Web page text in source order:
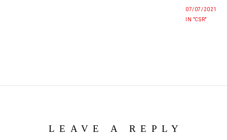
07/07/2021
IN "CSR"
LEAVE A REPLY